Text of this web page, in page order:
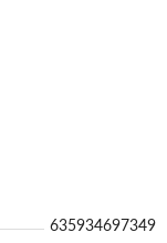
635934697349